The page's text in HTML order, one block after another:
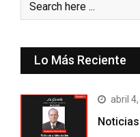
Lo Más Reciente
abril